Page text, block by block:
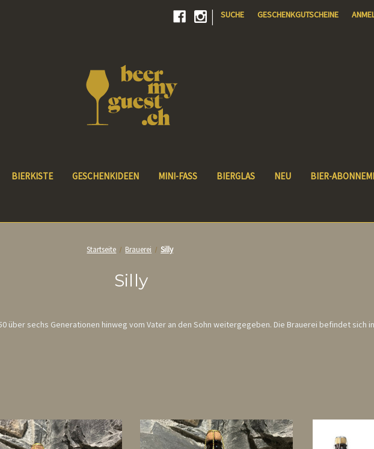
| SUCHE GESCHENKGUTSCHEINE
BIERKISTE GESCHENKIDEEN MINI-FASS BIERGLAS NEU BIER-
Startseite Brauerei Silly
Silly
über sechs Generationen hinweg vom Vater an den Sohn weitergegeben. Die Brauerei befindet sich